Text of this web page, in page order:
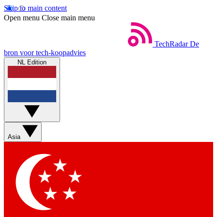
Skip to main content
Open menu Close main menu
TechRadar De
bron voor tech-koopadvies
NL Edition
Asia